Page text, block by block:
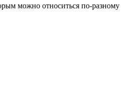
можно относиться по-